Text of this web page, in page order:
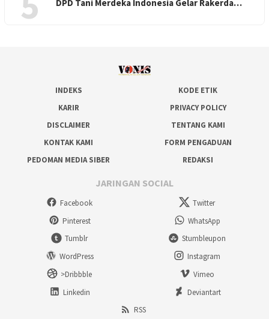
DPD Tani Merdeka Indonesia Gelar Rakerda…
INDEKS
KODE ETIK
KARIR
PRIVACY POLICY
DISCLAIMER
TENTANG KAMI
KONTAK KAMI
FORM PENGADUAN
PEDOMAN MEDIA SIBER
REDAKSI
JARINGAN SOCIAL
Facebook
Twitter
Pinterest
WhatsApp
Tumblr
Stumbleupon
WordPress
Instagram
>Dribbble
Vimeo
Linkedin
Deviantart
RSS